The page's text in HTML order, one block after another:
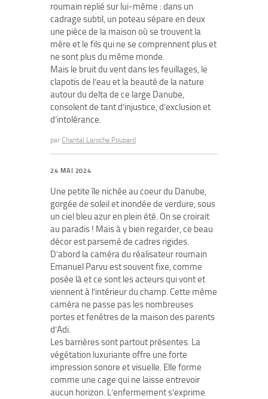
roumain replié sur lui-même : dans un
cadrage subtil, un poteau sépare en deux
une pièce de la maison où se trouvent la
mère et le fils qui ne se comprennent plus et
ne sont plus du même monde.
Mais le bruit du vent dans les feuillages, le
clapotis de l’eau et la beauté de la nature
autour du delta de ce large Danube,
consolent de tant d’injustice, d’exclusion et
d’intolérance.
par Chantal Laroche Poupard
24 MAI 2024
Une petite île nichée au coeur du Danube,
gorgée de soleil et inondée de verdure, sous
un ciel bleu azur en plein été. On se croirait
au paradis ! Mais à y bien regarder, ce beau
décor est parsemé de cadres rigides.
D’abord la caméra du réalisateur roumain
Emanuel Parvu est souvent fixe, comme
posée là et ce sont les acteurs qui vont et
viennent à l’intérieur du champ. Cette même
caméra ne passe pas les nombreuses
portes et fenêtres de la maison des parents
d’Adi.
Les barrières sont partout présentes. La
végétation luxuriante offre une forte
impression sonore et visuelle. Elle forme
comme une cage qui ne laisse entrevoir
aucun horizon. L’enfermement s’exprime